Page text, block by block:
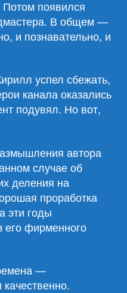
Потом появился
В общем —
и познавательно, и
успел сбежать,
канала оказались
подувял. Но вот,
автора
случае об
деления на
проработка
эти годы
его фирменного
—